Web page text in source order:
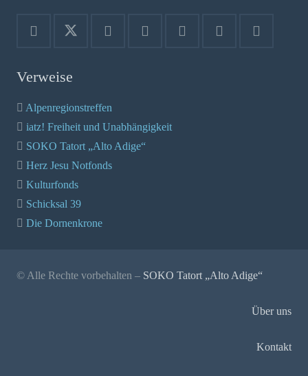
Verweise
Alpenregionstreffen
iatz! Freiheit und Unabhängigkeit
SOKO Tatort „Alto Adige“
Herz Jesu Notfonds
Kulturfonds
Schicksal 39
Die Dornenkrone
© Alle Rechte vorbehalten – SOKO Tatort „Alto Adige“
Über uns
Kontakt